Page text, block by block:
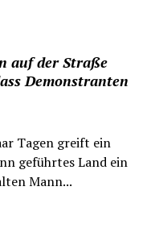
auf der Straße
Demonstranten
Tagen greift ein
geführtes Land ein
Mann...